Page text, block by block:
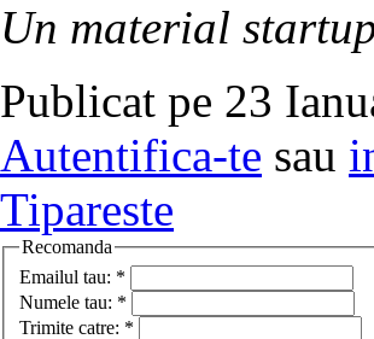
Un material
Publicat pe 23
Autentifica-te sau
Tipareste
Recomanda
Emailul tau: *
Numele tau: *
Trimite catre: *